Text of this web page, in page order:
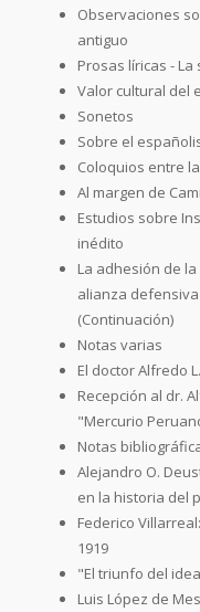
Observaciones
antiguo
Prosas líricas - La
Valor cultural del
Sonetos
Sobre el
Coloquios entre
Al margen de
Estudios sobre
inédito
La adhesión de
alianza
(Continuación)
Notas varias
El doctor Alfredo
Recepción al dr.
"Mercurio
Notas
Alejandro O.
en la historia del
Federico
1919
"El triunfo del
Luis López de